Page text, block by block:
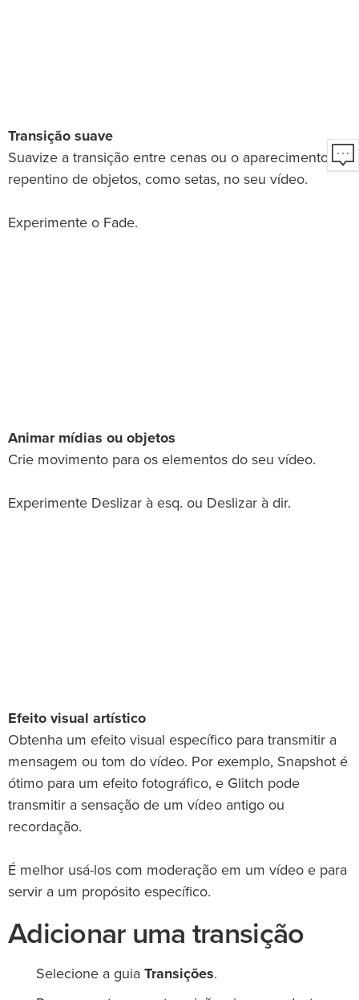
Transição suave
Suavize a transição entre cenas ou o aparecimento
repentino de objetos, como setas, no seu vídeo.
Experimente o Fade.
Animar mídias ou objetos
Crie movimento para os elementos do seu vídeo.
Experimente Deslizar à esq. ou Deslizar à dir.
Efeito visual artístico
Obtenha um efeito visual específico para transmitir a
mensagem ou tom do vídeo. Por exemplo, Snapshot é
ótimo para um efeito fotográfico, e Glitch pode
transmitir a sensação de um vídeo antigo ou
recordação.
É melhor usá-los com moderação em um vídeo e para
servir a um propósito específico.
Adicionar uma transição
Selecione a guia Transições.